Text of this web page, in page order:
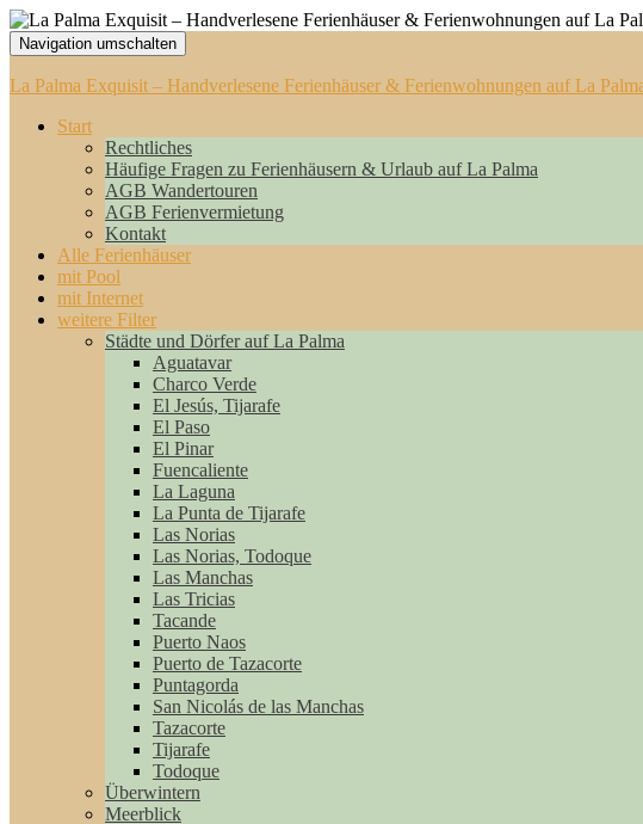
Navigation umschalten
La Palma Exquisit – Handverlesene Ferienhäuser & Ferienwohnungen auf La
Start
Rechtliches
Häufige Fragen zu Ferienhäusern & Urlaub auf La Palma
AGB Wandertouren
AGB Ferienvermietung
Kontakt
Alle Ferienhäuser
mit Pool
mit Internet
weitere Filter
Städte und Dörfer auf La Palma
Aguatavar
Charco Verde
El Jesús, Tijarafe
El Paso
El Pinar
Fuencaliente
La Laguna
La Punta de Tijarafe
Las Norias
Las Norias, Todoque
Las Manchas
Las Tricias
Tacande
Puerto Naos
Puerto de Tazacorte
Puntagorda
San Nicolás de las Manchas
Tazacorte
Tijarafe
Todoque
Überwintern
Meerblick